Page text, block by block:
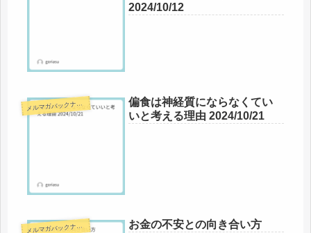
2024/10/12
メ
ルマガバックナンバー
偏食は神経質にならなくてい
いと考える理由 2024/10/21
メ
ルマガバックナンバー お金の不安との向き合い方